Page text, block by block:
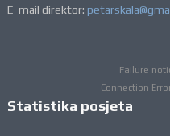
E-mail direktor:
Failure
Connection
Statistika posjeta